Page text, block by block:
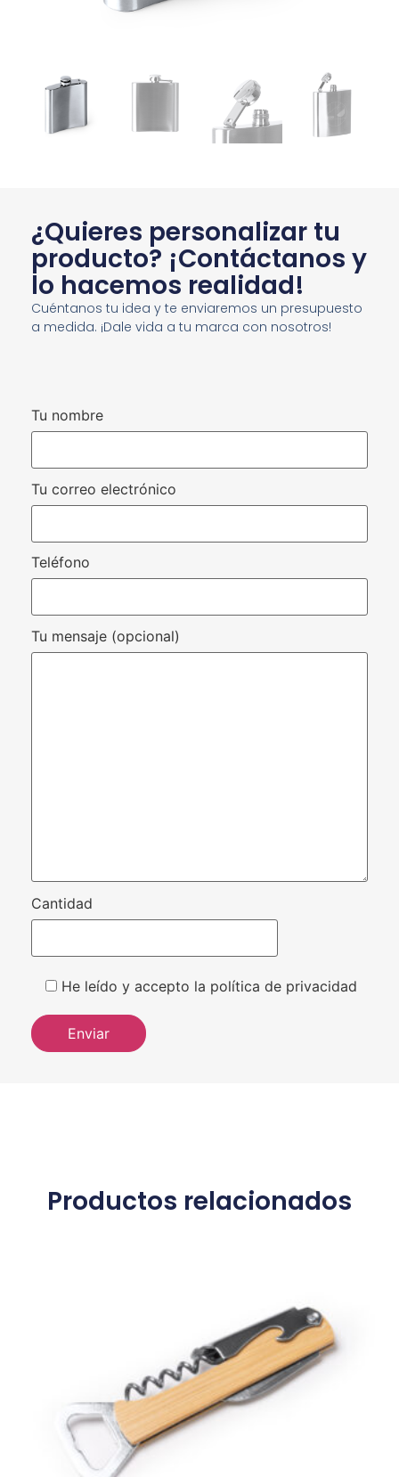
¿Quieres personalizar tu
producto? ¡Contáctanos y
lo hacemos realidad!
Cuéntanos tu idea y te enviaremos un presupuesto
a medida. ¡Dale vida a tu marca con nosotros!
Tu nombre
Tu correo electrónico
Teléfono
Tu mensaje (opcional)
Cantidad
He leído y accepto la política de privacidad
Productos relacionados